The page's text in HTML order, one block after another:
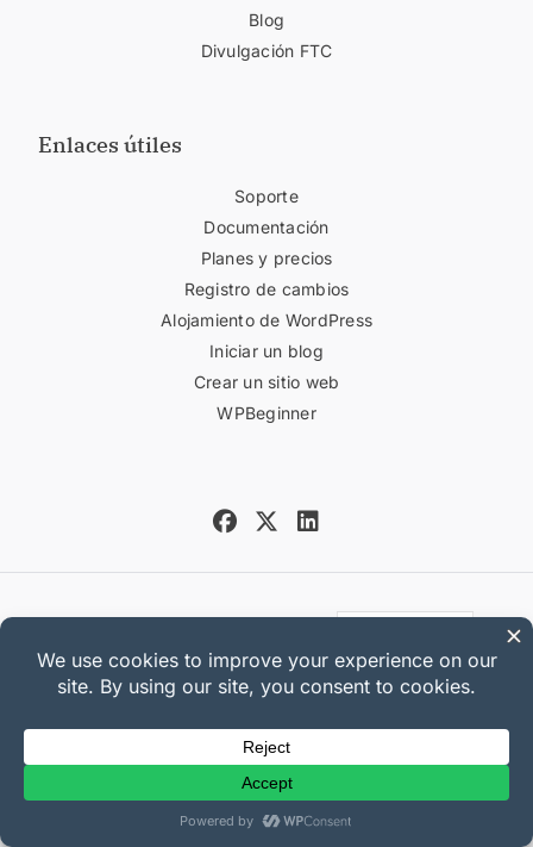
Blog
Divulgación FTC
Enlaces útiles
Soporte
Documentación
Planes y precios
Registro de cambios
Alojamiento de WordPress
Iniciar un blog
Crear un sitio web
WPBeginner
Copyright © 2025 Sandhills
Política de Privacidad